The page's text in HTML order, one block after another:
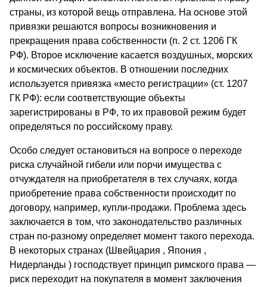
страны, из которой вещь отправлена. На основе этой
привязки решаются вопросы возникновения и
прекращения права собственности (п. 2 ст. 1206 ГК
РФ). Второе исключение касается воздушных, морских
и космических объектов. В отношении последних
используется привязка «место регистрации» (ст. 1207
ГК РФ): если соответствующие объекты
зарегистрированы в РФ, то их правовой режим будет
определяться по российскому праву.
Особо следует остановиться на вопросе о переходе
риска случайной гибели или порчи имущества с
отчуждателя на приобретателя в тех случаях, когда
приобретение права собственности происходит по
договору, например, купли-продажи. Проблема здесь
заключается в том, что законодательство различных
стран по-разному определяет момент такого перехода.
В некоторых странах (Швейцария , Япония ,
Нидерланды ) господствует принцип римского права —
риск переходит на покупателя в момент заключения